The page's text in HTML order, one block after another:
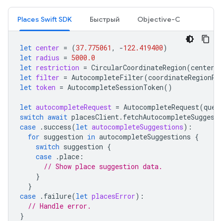
Places Swift SDK Быстрый Objective-C
let center = (37.775061 , -122.419400)
let radius = 5000.0
let restriction = CircularCoordinateRegion(center
let filter = AutocompleteFilter(
let token = AutocompleteSessionToken()
let autocompleteRequest = AutocompleteRequest(
switch await placesClient .
case . success(let autocompleteSuggestions):
for suggestion in autocompleteSuggestions {
switch suggestion {
case .place :
// Show place suggestion data.
}
}
case . failure(let placesError):
// Handle error.
}